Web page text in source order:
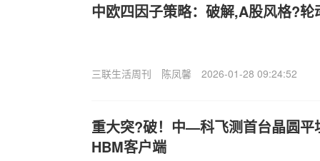
中欧四因子策略：破解,A股风格?轮
三联生活周刊 陈凤馨 2026-01-28 09:24:52
重大突?破！中—科飞测首台晶圆平
HBM客户端